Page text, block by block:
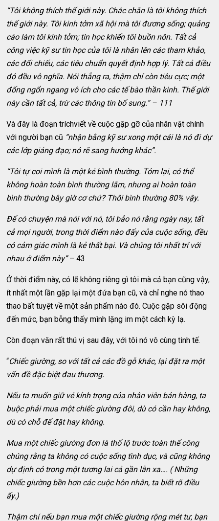
“Tôi không thích thế giới này. Chắc chắn là tôi không thích
thế giới này. Tôi kinh tởm xã hội mà tôi đương sống; quảng
cáo làm tôi kinh tởm; tin học khiến tôi buồn nôn. Tất cả
công việc kỹ sư tin học của tôi là nhân lên các tham khảo,
các đối chiếu, các tiêu chuẩn quyết định hợp lý. Tất cả điều
đó đều vô nghĩa. Nói thẳng ra, thậm chí còn tiêu cực; một
đống ngổn ngang vô ích cho các tế bào thần kinh. Thế giới
này cần tất cả, trừ các thông tin bổ sung.” – 111
Và đây là đoạn tríchviết về cuộc gặp gỡ của nhân vật chính
với người bạn cũ “nhận bằng kỹ sư xong một cái là nó đi dự
các lớp giảng đạo; nó rẽ sang hướng khác”.
“Tôi tự coi mình là một kẻ bình thường. Tóm lại, có thể
không hoàn toàn bình thường lắm, nhưng ai hoàn toàn
bình thường bây giờ cơ chứ? Thôi bình thường 80% vậy.
Để có chuyện mà nói với nó, tôi bảo nó rằng ngày nay, tất
cả mọi người, trong thời điểm nào đấy của cuộc sống, đều
có cảm giác mình là kẻ thất bại. Và chúng tôi nhất trí với
nhau ở điểm này”– 43
Ở thời điểm này, có lẽ không riêng gì tôi mà cả bạn cũng vậy,
ít nhất một lần gặp lại một đứa bạn cũ, và chỉ nghe nó thao
thao bất tuyệt về một sản phẩm nào đó. Cuộc gặp sôi động
đến mức, bạn bỗng thấy mình lặng im một cách kỳ lạ.
Còn đoạn văn rất thú vị sau đây, với tôi nó vô cùng tinh tế.
“Chiếc giường, so với tất cả các đồ gỗ khác, lại đặt ra một
vấn đề đặc biệt đau thương.
Nếu ta muốn giữ vẻ kính trọng của nhân viên bán hàng, ta
buộc phải mua một chiếc giường đôi, dù có cần hay không,
dù có chỗ để đặt hay không.
Mua một chiếc giường đơn là thổ lộ trước toàn thể công
chúng rằng ta không có cuộc sống tình dục, và cũng không
dự định có trong một tương lai cả gần lẫn xa…. ( Những
chiếc giường bền hơn các cuộc hôn nhân, ta biết rõ điều
ấy.)
Thậm chí nếu bạn mua một chiếc giường rộng mét tư, bạn